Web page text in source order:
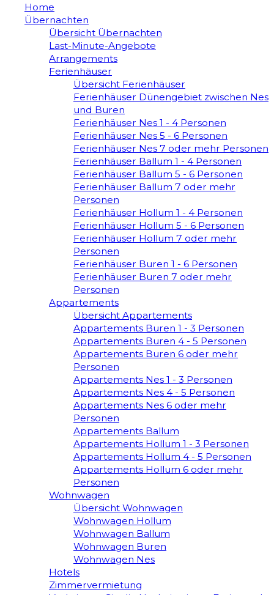
Home
Übernachten
Übersicht Übernachten
Last-Minute-Angebote
Arrangements
Ferienhäuser
Übersicht Ferienhäuser
Ferienhäuser Dünengebiet zwischen Nes
und Buren
Ferienhäuser Nes 1 - 4 Personen
Ferienhäuser Nes 5 - 6 Personen
Ferienhäuser Nes 7 oder mehr Personen
Ferienhäuser Ballum 1 - 4 Personen
Ferienhäuser Ballum 5 - 6 Personen
Ferienhäuser Ballum 7 oder mehr
Personen
Ferienhäuser Hollum 1 - 4 Personen
Ferienhäuser Hollum 5 - 6 Personen
Ferienhäuser Hollum 7 oder mehr
Personen
Ferienhäuser Buren 1 - 6 Personen
Ferienhäuser Buren 7 oder mehr
Personen
Appartements
Übersicht Appartements
Appartements Buren 1 - 3 Personen
Appartements Buren 4 - 5 Personen
Appartements Buren 6 oder mehr
Personen
Appartements Nes 1 - 3 Personen
Appartements Nes 4 - 5 Personen
Appartements Nes 6 oder mehr
Personen
Appartements Ballum
Appartements Hollum 1 - 3 Personen
Appartements Hollum 4 - 5 Personen
Appartements Hollum 6 oder mehr
Personen
Wohnwagen
Übersicht Wohnwagen
Wohnwagen Hollum
Wohnwagen Ballum
Wohnwagen Buren
Wohnwagen Nes
Hotels
Zimmervermietung